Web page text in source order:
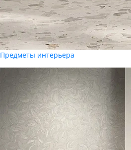
Предметы интерьера